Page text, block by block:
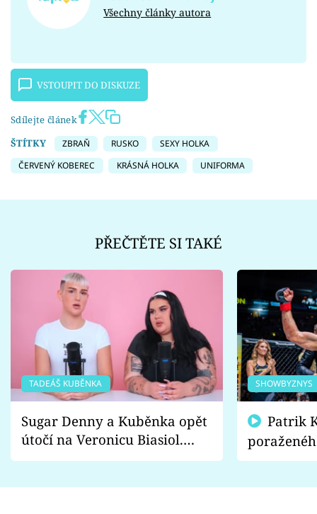
Všechny články autora
VSTOUPIT DO DISKUZE
Sdílejte článek
ŠTÍTKY
ZBRAŇ RUSKO
SEXY HOLKA
ČERVENÝ KOBEREC
KRÁSNÁ HOLKA UNIFORMA
PŘEČTĚTE SI TAKÉ
TADEÁŠ KUBĚNKA
Sugar Denny a Kuběnka opět
útočí na Veronicu Biasiol.
Proč je podle nich falešná a
SHOWBYZNYS
fanoušci